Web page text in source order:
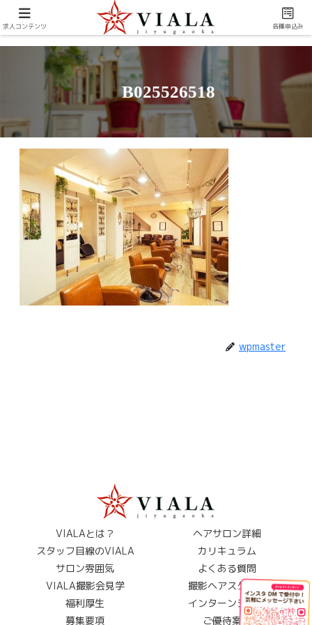
B025526518
wpmaster
VIALAとは？
ヘアサロン詳細
スタッフ目線のVIALA
カリキュラム
サロン雰囲気
よくある質問
VIALA撮影会見学
撮影ヘアスタイル
福利厚生
インターンシップ
募集要項
ご優待案内
求人コンテンツ 各種申込み